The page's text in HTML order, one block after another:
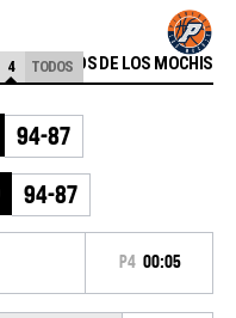
PIONEROS DE LOS MOCHIS
4 TODOS
94-87
94-87
P4 00:05